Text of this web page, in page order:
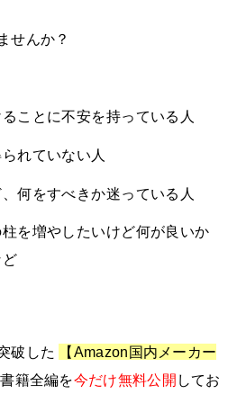
せんか？
ことに不安を持っている人
れていない人
何をすべきか迷っている人
を増やしたいけど何が良いか
破した
【Amazon国内メーカー
籍全編を今だけ無料公開 してお